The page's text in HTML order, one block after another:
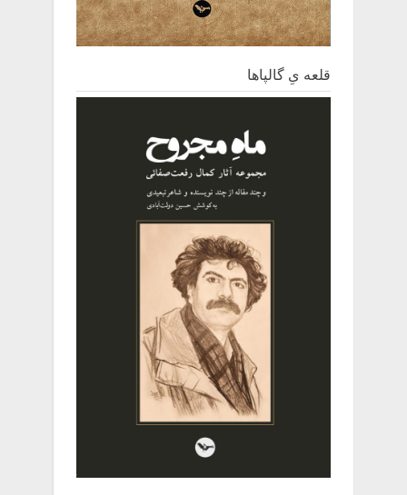
قلعه یِ ‌گالپاها